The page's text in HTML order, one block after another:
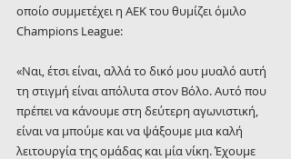
οποίο συμμετέχει η ΑΕΚ του θυμίζει όμιλο
Champions League:
«Ναι, έτσι είναι, αλλά το δικό μου μυαλό αυτή
τη στιγμή είναι απόλυτα στον Βόλο. Αυτό που
πρέπει να κάνουμε στη δεύτερη αγωνιστική,
είναι να μπούμε και να ψάξουμε μια καλή
λειτουργία της ομάδας και μία νίκη. Έχουμε